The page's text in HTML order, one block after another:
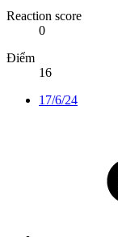
Reaction score
0
Điểm
16
17/6/24